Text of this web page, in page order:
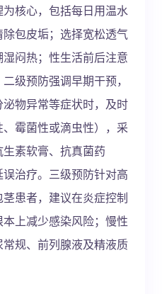
核心，包括每日用温水
包皮垢；选择宽松透气
闷热；性生活前后注意
级预防强调早期干预，
物异常等症状时，及时
霉菌性或滴虫性），采
素软膏、抗真菌药
治疗。三级预防针对高
患者，建议在炎症控制
上减少感染风险；慢性
规、前列腺液及精液质